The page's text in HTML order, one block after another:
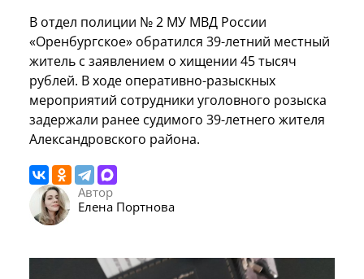
В отдел полиции № 2 МУ МВД России
«Оренбургское» обратился 39-летний местный
житель с заявлением о хищении 45 тысяч
рублей. В ходе оперативно-разыскных
мероприятий сотрудники уголовного розыска
задержали ранее судимого 39-летнего жителя
Александровского района.
Автор
Елена Портнова